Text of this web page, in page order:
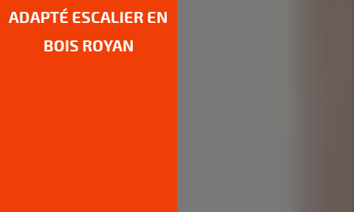
ADAPTÉ ESCALIER EN
BOIS ROYAN